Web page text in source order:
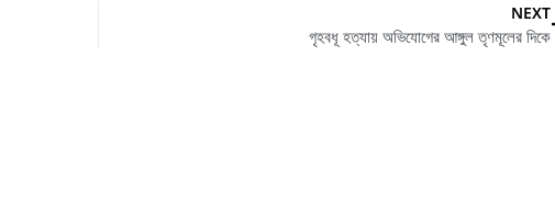
NEXT
গৃহবধূ হত্যায় অভিযোগের আঙ্গুল তৃণমূলের দিকে